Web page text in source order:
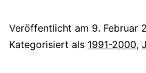
Veröffentlicht am 9. Februar
Kategorisiert als 1991-2000,